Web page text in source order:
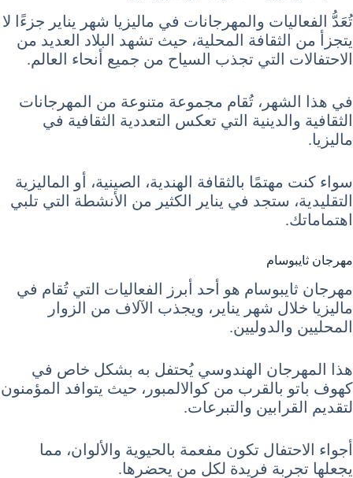
تُعَدُّ الفعاليات والمهرجانات في ماليزيا شهر يناير جزءًا لا
يتجزأ من الثقافة المحلية، حيث تشهد البلاد العديد من
الاحتفالات التي تجذب السياح من جميع أنحاء العالم.
في هذا الشهر، تُقام مجموعة متنوعة من المهرجانات
الثقافية والدينية التي تعكس التعددية الثقافية في
ماليزيا.
سواء كنت مهتمًا بالثقافة الهندية، الصينية، أو الماليزية
التقليدية، ستجد في يناير الكثير من الأنشطة التي تلبي
اهتماماتك.
مهرجان ثايبوسام
مهرجان ثايبوسام هو أحد أبرز الفعاليات التي تُقام في
ماليزيا خلال شهر يناير، ويجذب الآلاف من الزوار
المحليين والدوليين.
هذا المهرجان الهندوسي يُحتفل به بشكل خاص في
كهوف باتو بالقرب من كوالالمبور، حيث يتوافد المؤمنون
لتقديم القرابين والتبرعات.
أجواء الاحتفال تكون مفعمة بالحيوية والألوان، مما
يجعلها تجربة فريدة لكل من يحضرها.